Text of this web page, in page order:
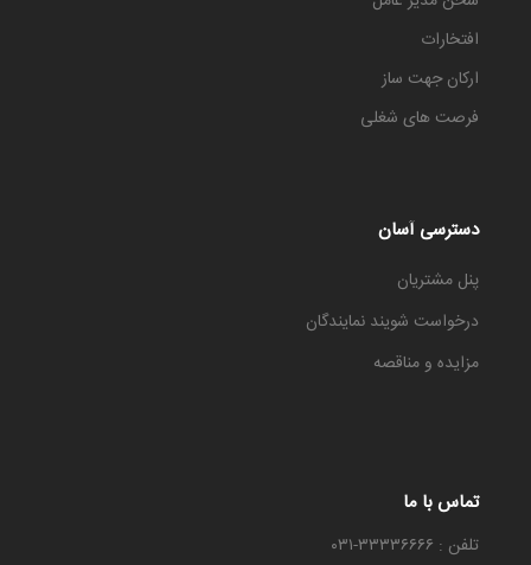
افتخارات
ارکان جهت ساز
فرصت های شغلی
دسترسی آسان
پنل مشتریان
درخواست شویند نمایندگان
مزایده و مناقصه
تماس با ما
تلفن : ۳۳۳۳۶۶۶۶-۰۳۱